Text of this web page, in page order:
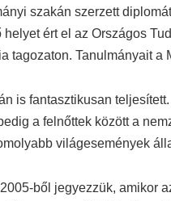
szakán szerzett
ért el az Országos
tagozaton. Tanulmányait a
is fantasztikusan
a felnőttek között a
világesemények
ből jegyezzük, amikor